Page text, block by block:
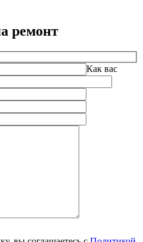
ремонт
Как вас